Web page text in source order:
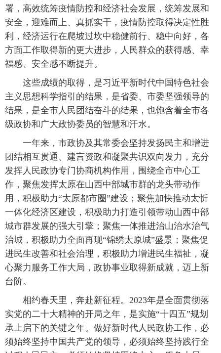
署，高效统筹疫情防控和经济社会发展，统筹发展和
安全，迎难而上、真抓实干，疫情防控取得决定性胜
利，经济运行在爬坡过坎中稳健前行、稳中向好，各
方面工作取得新的更大进步，人民群众的获得感、幸
福感、安全感不断提升。
这些成绩的取得，是习近平新时代中国特色社会
主义思想科学指引的结果，是省委、市委坚强领导的
结果，是全市人民团结奋斗的结果，也饱含着全市各
级政协和广大政协委员的智慧和汗水。
一年来，市政协及其常委会坚持发扬民主和增进
团结相互贯通、建言资政和凝聚共识双向发力，充分
发挥人民政协专门协商机构作用，围绕全市中心工
作，聚焦发挥太原在山西中部城市群的龙头带动作
用，积极助力“太原都市圈”建设；聚焦加快推动太忻
一体化经济区建设，积极助力打造引领带动山西中部
城市群发展的强大引擎；聚焦一体推进治山治水治气
治城，积极助力全面再现“锦绣太原城”盛景；聚焦促
进民生改善和社会治理，积极助力增进民生福祉，凝
心聚力服务工作大局，政协事业取得新成就，迈上新
台阶。
相约春天里，奔赴新征程。2023年是全面贯彻落
实党的二十大精神的开局之年，是实施“十四五”规划
承上启下的关键之年。做好新时代人民政协工作，必
须始终坚持中国共产党的领导，必须始终坚持践行全